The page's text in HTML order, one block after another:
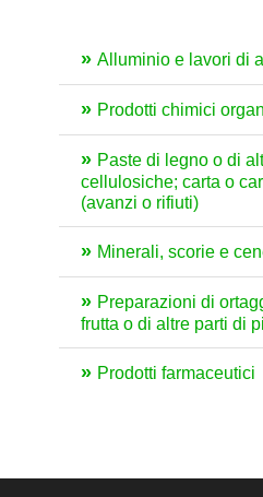
Alluminio e lavori di
Prodotti chimici
Paste di legno o di
cellulosiche; carta o
(avanzi o rifiuti)
Minerali, scorie e
Preparazioni di
frutta o di altre parti di
Prodotti farmaceutici